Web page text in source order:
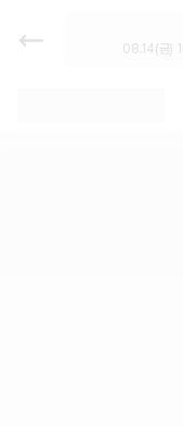
렌트카 - 대
가 보장 1위
08.14(금)